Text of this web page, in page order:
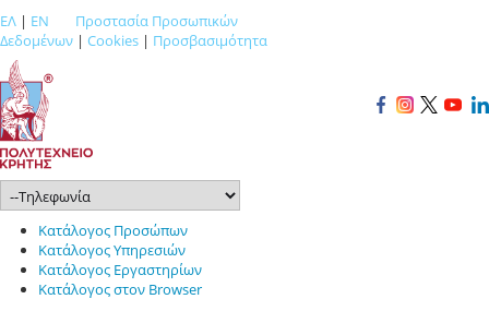
ΕΛ | EN
Προστασία Προσωπικών
Δεδομένων | Cookies | Προσβασιμότητα
Κατάλογος Προσώπων
Κατάλογος Υπηρεσιών
Κατάλογος Εργαστηρίων
Κατάλογος στον Browser